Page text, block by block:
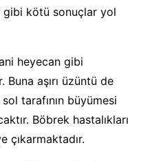
kötü sonuçlar yol
heyecan gibi
aşırı üzüntü de
tarafının büyümesi
Böbrek hastalıkları
çıkarmaktadır.